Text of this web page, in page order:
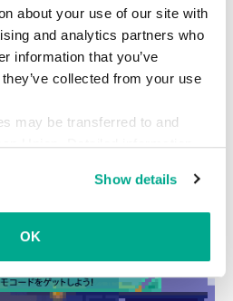
about your use of our site with
and analytics partners who
information that you’ve
collected from your use
may be transferred to and
Union. Detailed information
Show details
OK
ソーシャルメディア
プライバシー 詐欺